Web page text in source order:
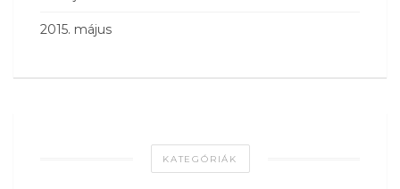
2015. május
KATEGÓRIÁK